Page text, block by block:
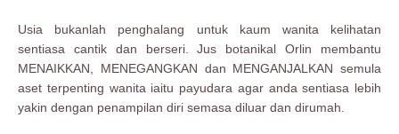
Usia bukanlah penghalang untuk kaum wanita kelihatan
sentiasa cantik dan berseri. Jus botanikal Orlin membantu
MENAIKKAN, MENEGANGKAN dan MENGANJALKAN semula
aset terpenting wanita iaitu payudara agar anda sentiasa lebih
yakin dengan penampilan diri semasa diluar dan dirumah.